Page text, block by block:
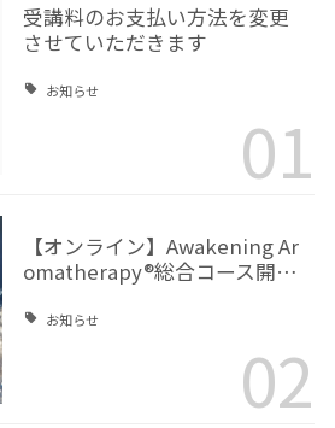
受講料のお支払い方法を変更
させていただきます
お知らせ
01
【オンライン】Awakening Ar
omatherapy®総合コース開…
お知らせ
02